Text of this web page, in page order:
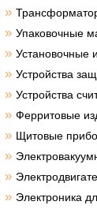
»
» Упаковочные
» Установочные
» Устройства
» Устройства
» Ферритовые
» Щитовые
»
»
» Электроника